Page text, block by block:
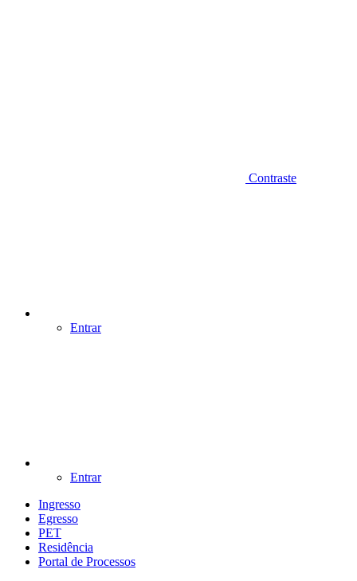
Contraste
Entrar
Entrar
Ingresso
Egresso
PET
Residência
Portal de Processos